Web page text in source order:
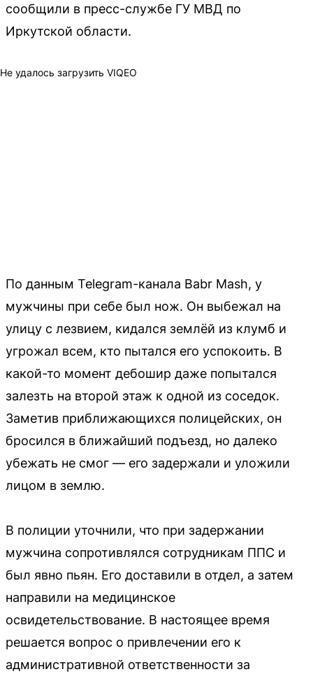
сообщили в пресс-службе ГУ МВД по
Иркутской области.
Не удалось загрузить VIQEO
По данным Telegram-канала Babr Mash, у
мужчины при себе был нож. Он выбежал на
улицу с лезвием, кидался землёй из клумб и
угрожал всем, кто пытался его успокоить. В
какой-то момент дебошир даже попытался
залезть на второй этаж к одной из соседок.
Заметив приближающихся полицейских, он
бросился в ближайший подъезд, но далеко
убежать не смог — его задержали и уложили
лицом в землю.
В полиции уточнили, что при задержании
мужчина сопротивлялся сотрудникам ППС и
был явно пьян. Его доставили в отдел, а затем
направили на медицинское
освидетельствование. В настоящее время
решается вопрос о привлечении его к
административной ответственности за